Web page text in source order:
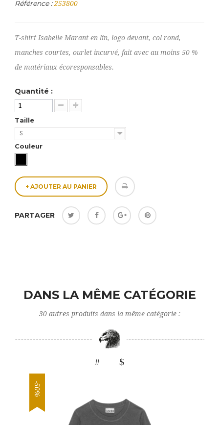
Référence : 253800
T-shirt Isabelle Marant en lin, logo devant, col rond,
manches courtes, ourlet incurvé, fait avec au moins 50 %
de matériaux écoresponsables.
Quantité :
Taille
S
Couleur
+ AJOUTER AU PANIER
PARTAGER
DANS LA MÊME CATÉGORIE
30 autres produits dans la même catégorie :
-50%